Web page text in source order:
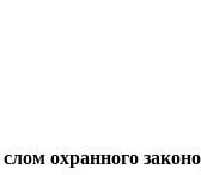
охранного